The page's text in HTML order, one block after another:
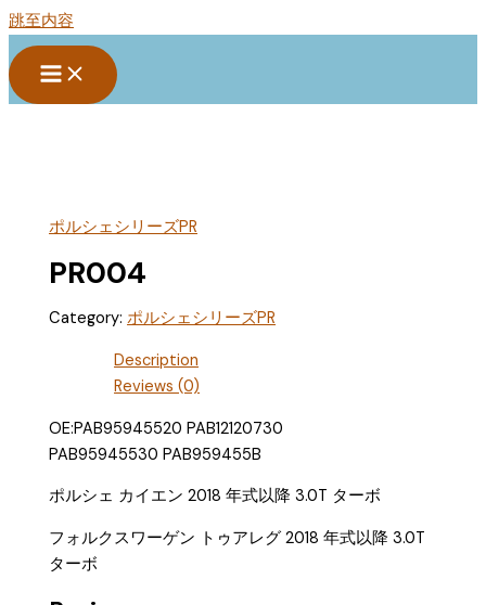
跳至内容
ポルシェシリーズPR
PR004
Category:ポルシェシリーズPR
Description
Reviews (0)
OE:PAB95945520 PAB12120730
PAB95945530 PAB959455B
ポルシェ カイエン 2018 年式以降 3.0T ターボ
フォルクスワーゲン トゥアレグ 2018 年式以降 3.0T
ターボ